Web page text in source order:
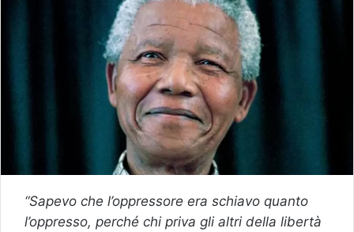
“Sapevo che l’oppressore era schiavo quanto
l’oppresso, perché chi priva gli altri della libertà